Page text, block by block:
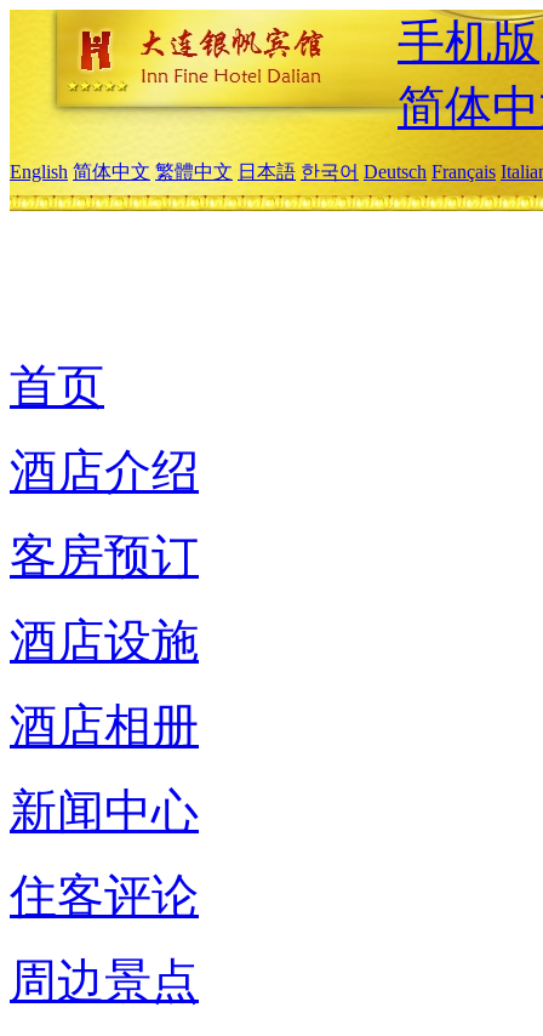
手机版
简体
English 简体中文 繁體中文 日本語 한국어 Deutsch Français
首页
酒店介绍
客房预订
酒店设施
酒店相册
新闻中心
住客评论
周边景点